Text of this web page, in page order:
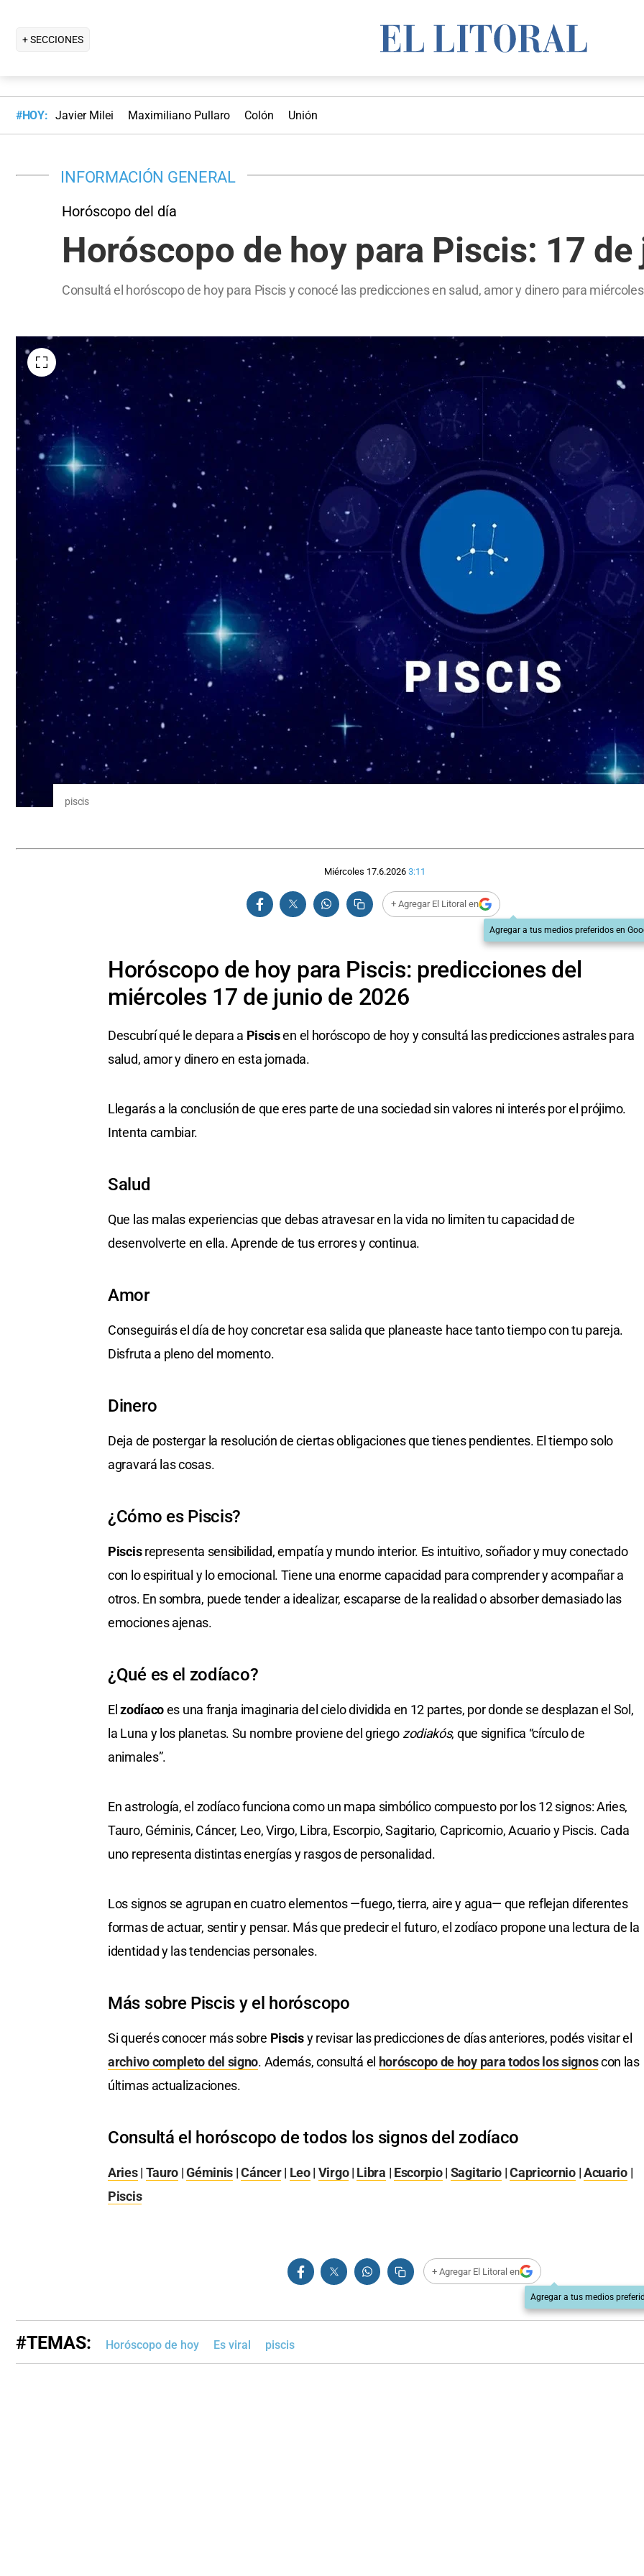
+ SECCIONES
#HOY: Javier Milei Maximiliano Pullaro Colón Unión
INFORMACIÓN GENERAL
Horóscopo del día
Horóscopo de hoy para Piscis: 17
Consultá el horóscopo de hoy para Piscis y conocé las predicciones en salud, amor y dinero para
piscis
Miércoles 17.6.2026 3:11
+ Agregar El Litoral en
Agregar a tus medios preferidos en
Horóscopo de hoy para Piscis: predicciones del
miércoles 17 de junio de 2026
Descubrí qué le depara a Piscisen el horóscopo de hoy y consultá las predicciones astrales para
salud, amor y dinero en esta jornada.
Llegarás a la conclusión de que eres parte de una sociedad sin valores ni interés por el prójimo.
Intenta cambiar.
Salud
Que las malas experiencias que debas atravesar en la vida no limiten tu capacidad de
desenvolverte en ella. Aprende de tus errores y continua.
Amor
Conseguirás el día de hoy concretar esa salida que planeaste hace tanto tiempo con tu pareja.
Disfruta a pleno del momento.
Dinero
Deja de postergar la resolución de ciertas obligaciones que tienes pendientes. El tiempo solo
agravará las cosas.
¿Cómo es Piscis?
Piscisrepresenta sensibilidad, empatía y mundo interior. Es intuitivo, soñador y muy conectado
con lo espiritual y lo emocional. Tiene una enorme capacidad para comprender y acompañar a
otros. En sombra, puede tender a idealizar, escaparse de la realidad o absorber demasiado las
emociones ajenas.
¿Qué es el zodíaco?
Elzodíacoes una franja imaginaria del cielo dividida en 12 partes, por donde se desplazan el Sol,
la Luna y los planetas. Su nombre proviene del griegozodiakós, que significa “círculo de
animales”.
En astrología, el zodíaco funciona como un mapa simbólico compuesto por los 12 signos: Aries,
Tauro, Géminis, Cáncer, Leo, Virgo, Libra, Escorpio, Sagitario, Capricornio, Acuario y Piscis. Cada
uno representa distintas energías y rasgos de personalidad.
Los signos se agrupan en cuatro elementos —fuego, tierra, aire y agua— que reflejan diferentes
formas de actuar, sentir y pensar. Más que predecir el futuro, el zodíaco propone una lectura de la
identidad y las tendencias personales.
Más sobre Piscis y el horóscopo
Si querés conocer más sobre Piscisy revisar las predicciones de días anteriores, podés visitar el
archivo completo del signo. Además, consultá el horóscopo de hoy para todos los signoscon las
últimas actualizaciones.
Consultá el horóscopo de todos los signos del zodíaco
Aries| Tauro |Géminis |Cáncer| Leo| Virgo| Libra | Escorpio| Sagitario |Capricornio|Acuario|
Piscis
+ Agregar El Litoral en
Agregar a tus medios
#TEMAS: Horóscopo de hoy Es viral piscis